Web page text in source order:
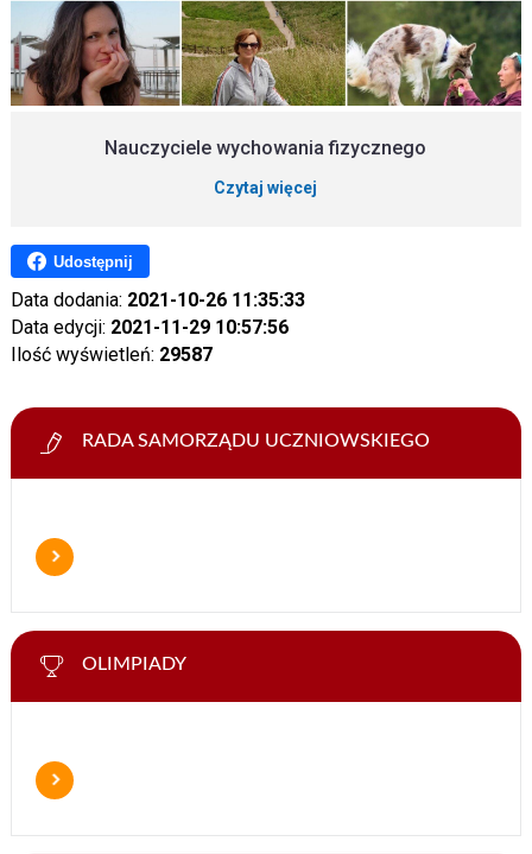
Nauczyciele wychowania fizycznego
Czytaj więcej
Udostępnij
Data dodania: 2021-10-26 11:35:33
Data edycji: 2021-11-29 10:57:56
Ilość wyświetleń: 29587
RADA SAMORZĄDU UCZNIOWSKIEGO
OLIMPIADY